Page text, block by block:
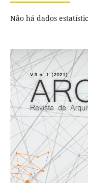
Não há dados